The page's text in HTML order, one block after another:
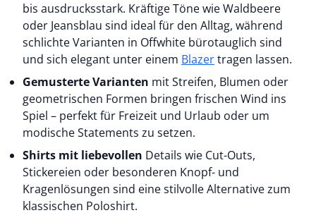
bis ausdrucksstark. Kräftige Töne wie Waldbeere
oder Jeansblau sind ideal für den Alltag, während
schlichte Varianten in Offwhite bürotauglich sind
und sich elegant unter einem Blazertragen lassen.
Gemusterte Varianten
geometrischen Formen bringen frischen Wind ins
Spiel – perfekt für Freizeit und Urlaub oder um
modische Statements zu setzen.
Shirts mit liebevollen
Stickereien oder besonderen Knopf- und
Kragenlösungen sind eine stilvolle Alternative zum
klassischen Poloshirt.